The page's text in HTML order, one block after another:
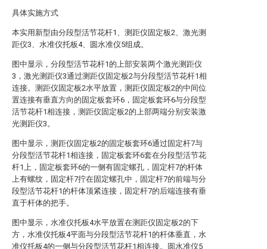
具体实施方式
本实用新型由分段型活节花杆1、测距仪固定板2、激光测
距仪3、水准仪托板4、圆水准仪5组成。
图中显示，分段型活节花杆1的上部安装两个激光测距仪
3，激光测距仪3通过测距仪固定板2与分段型活节花杆1相
连接。测距仪固定板2水平放置，测距仪固定板2的中间位
置连接有垂直方向的固定板套环6，固定板套环6与分段型
活节花杆1相连接，测距仪固定板2的上部两端分别安装激
光测距仪3。
图中显示，测距仪固定板2的固定板套环6通过固定杆7与
分段型活节花杆1相连接，固定板套环6套在分段型活节花
杆1上，固定板套环6的一侧有固定螺孔，固定杆7的杆体
上有螺纹，固定杆7拧在固定螺孔中，固定杆7的前端与分
段型活节花杆1的杆体顶紧连接，固定杆7的后端连接有垂
直于杆体的把手。
图中显示，水准仪托板4水平放置在测距仪固定板2的下
方，水准仪托板4平面与分段型活节花杆1的杆体垂直，水
准仪托板4的一侧与分段型活节花杆1相连接。圆水准仪5